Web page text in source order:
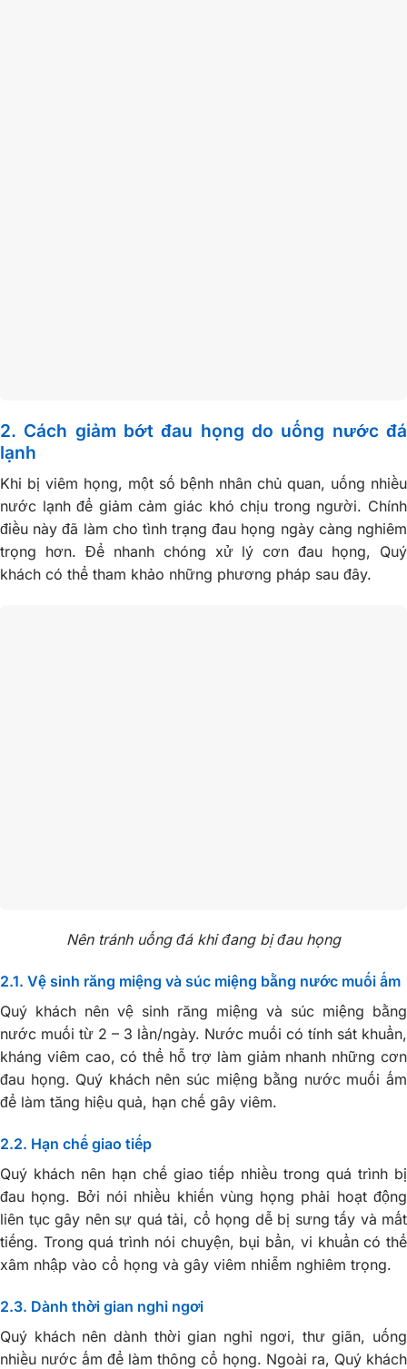
2. Cách giảm bớt đau họng do uống nước đá
lạnh
Khi bị viêm họng, một số bệnh nhân chủ quan, uống nhiều
nước lạnh để giảm cảm giác khó chịu trong người. Chính
điều này đã làm cho tình trạng đau họng ngày càng nghiêm
trọng hơn. Để nhanh chóng xử lý cơn đau họng, Quý
khách có thể tham khảo những phương pháp sau đây.
Nên tránh uống đá khi đang bị đau họng
2.1. Vệ sinh răng miệng và súc miệng bằng nước muối ấm
Quý khách nên vệ sinh răng miệng và súc miệng bằng
nước muối từ 2 – 3 lần/ngày. Nước muối có tính sát khuẩn,
kháng viêm cao, có thể hỗ trợ làm giảm nhanh những cơn
đau họng. Quý khách nên súc miệng bằng nước muối ấm
để làm tăng hiệu quả, hạn chế gây viêm.
2.2. Hạn chế giao tiếp
Quý khách nên hạn chế giao tiếp nhiều trong quá trình bị
đau họng. Bởi nói nhiều khiến vùng họng phải hoạt động
liên tục gây nên sự quá tải, cổ họng dễ bị sưng tấy và mất
tiếng. Trong quá trình nói chuyện, bụi bẩn, vi khuẩn có thể
xâm nhập vào cổ họng và gây viêm nhiễm nghiêm trọng.
2.3. Dành thời gian nghỉ ngơi
Quý khách nên dành thời gian nghỉ ngơi, thư giãn, uống
nhiều nước ấm để làm thông cổ họng. Ngoài ra, Quý khách